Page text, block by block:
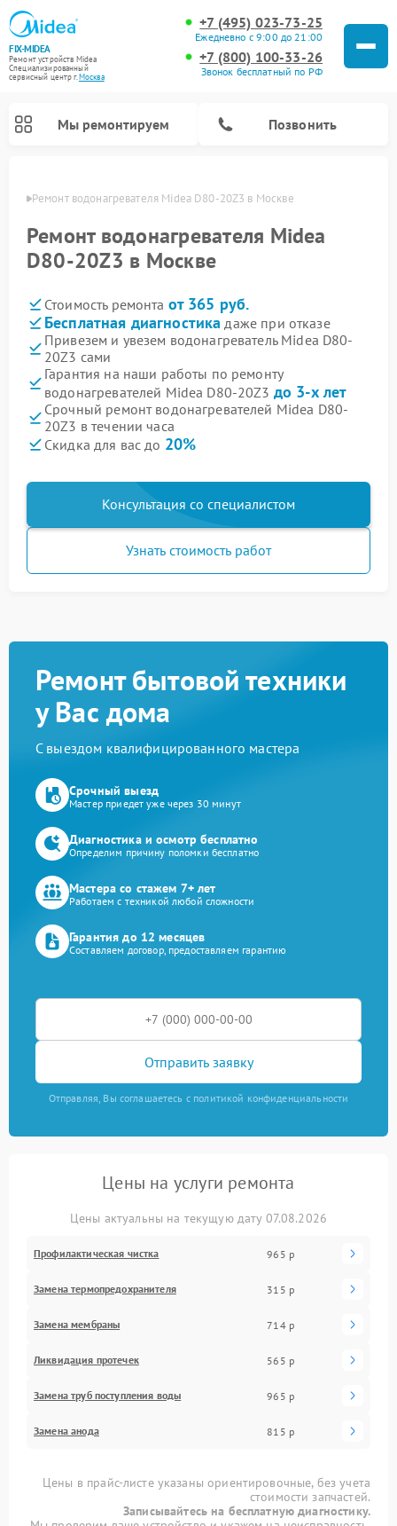
FIX-MIDEA
Ремонт устройств Midea
Специализированный
cервисный центр г.Москва
+7 (495) 023-73-25
Ежедневно с 9:00 до 21:00
+7 (800) 100-33-26
Звонок бесплатный по РФ
Мы ремонтируем Позвонить
Ремонт водонагревателя Midea D80-20Z3 в Москве
Ремонт водонагревателя Midea
D80-20Z3 в Москве
Стоимость ремонта от 365 руб.
Бесплатная диагностика даже при отказе
Привезем и увезем водонагреватель Midea D80-
20Z3 сами
Гарантия на наши работы по ремонту
водонагревателей Midea D80-20Z3 до 3-х лет
Срочный ремонт водонагревателей Midea D80-
20Z3 в течении часа
Скидка для вас до 20%
Консультация со специалистом
Узнать стоимость работ
Ремонт бытовой техники
у Вас дома
С выездом квалифицированного мастера
Срочный выезд
Мастер приедет уже через 30 минут
Диагностика и осмотр бесплатно
Определим причину поломки бесплатно
Мастера со стажем 7+ лет
Работаем с техникой любой сложности
Гарантия до 12 месяцев
Составляем договор, предоставляем гарантию
Отправить заявку
Отправляя, Вы соглашаетесь с политикой конфиденциальности
Цены на услуги ремонта
Цены актуальны на текущую дату 07.08.2026
Профилактическая чистка 965 р
Замена термопредохранителя 315 р
Замена мембраны 714 р
Ликвидация протечек 565 р
Замена труб поступления воды 965 р
Замена анода 815 р
Цены в прайс-листе указаны ориентировочные, без учета
стоимости запчастей.
Записывайтесь на бесплатную диагностику.